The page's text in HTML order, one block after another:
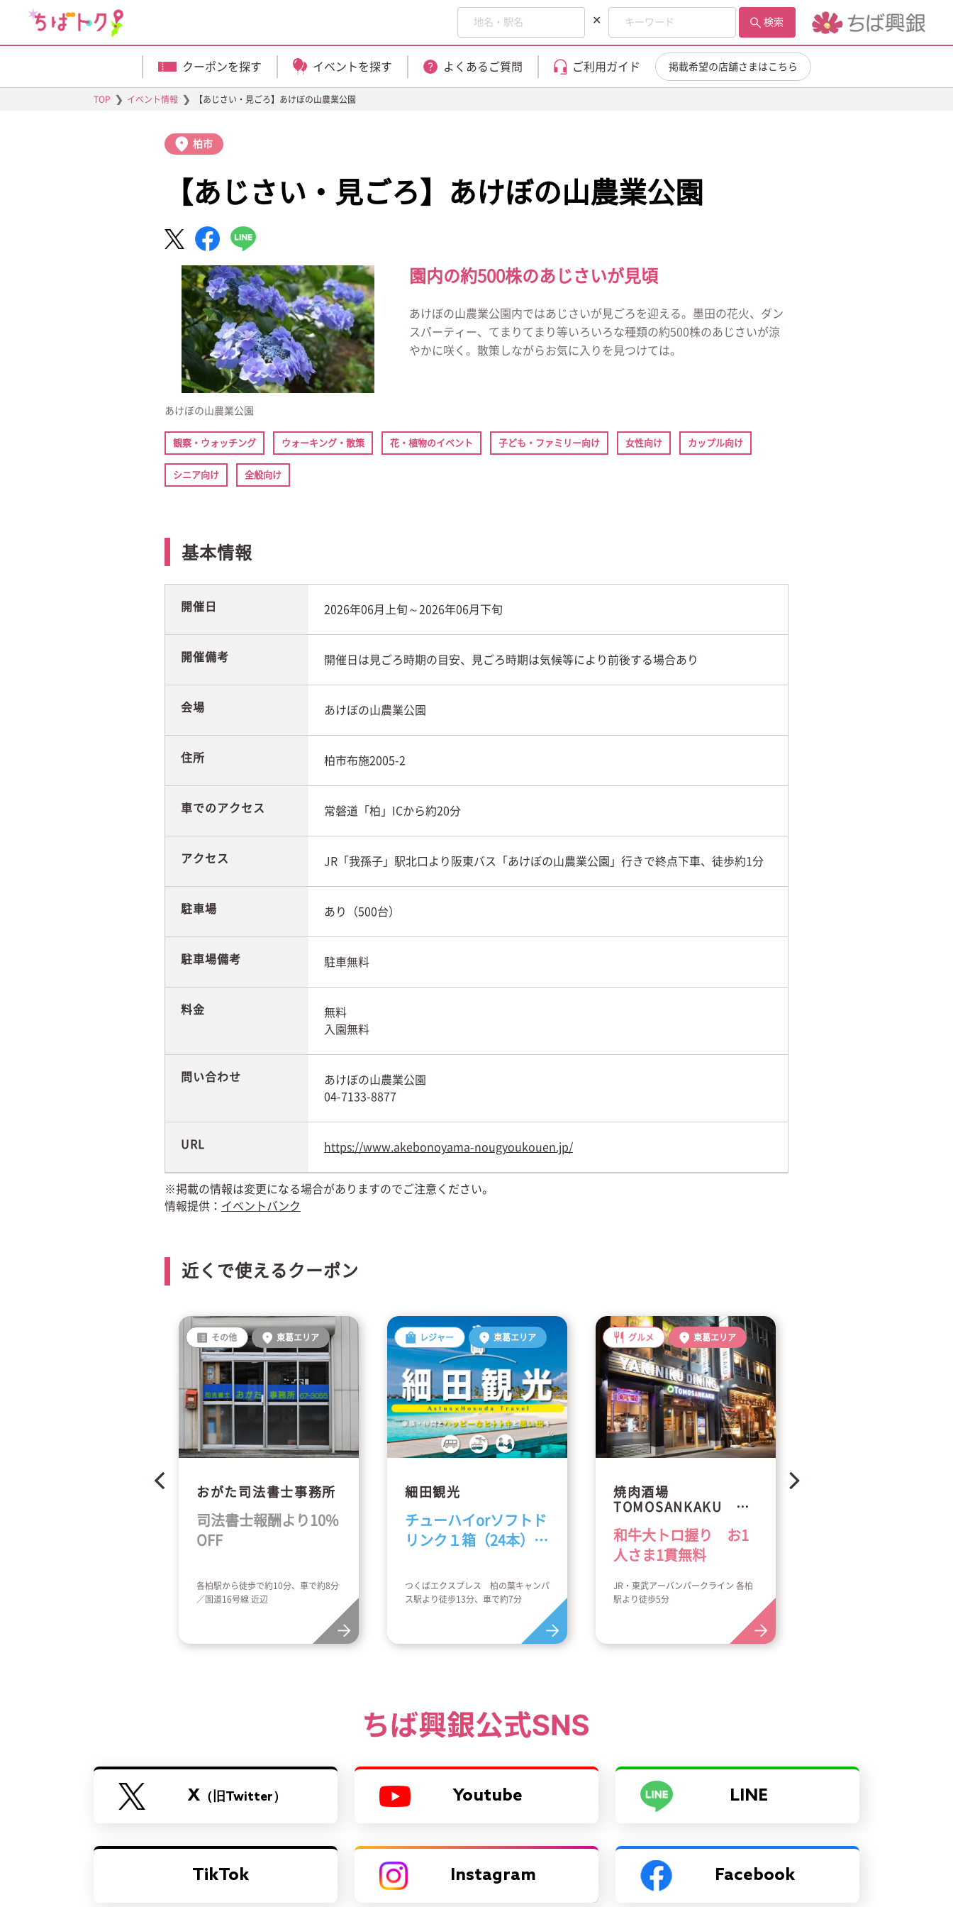
✕ 検索
クーポンを探す イベントを探す よくあるご質問 ご利用ガイド 掲載希望の店舗さまはこちら
TOP ❯ イベント情報 ❯ 【あじさい・見ごろ】あけぼの山農業公園
柏市
【あじさい・見ごろ】あけぼの山農業公園
あけぼの山農業公園
園内の約500株のあじさいが見頃
あけぼの山農業公園内ではあじさいが見ごろを迎える。墨田の花火、ダン
スパーティー、てまりてまり等いろいろな種類の約500株のあじさいが涼
やかに咲く。散策しながらお気に入りを見つけては。
観察・ウォッチング ウォーキング・散策 花・植物のイベント 子ども・ファミリー向け 女性向け カップル向け
シニア向け 全般向け
基本情報
開催日 2026年06月上旬～2026年06月下旬
開催備考 開催日は見ごろ時期の目安、見ごろ時期は気候等により前後する場合あり
会場 あけぼの山農業公園
住所 柏市布施2005-2
車でのアクセス 常磐道「柏」ICから約20分
アクセス JR「我孫子」駅北口より阪東バス「あけぼの山農業公園」行きで終点下車、徒歩約1分
駐車場 あり（500台）
駐車場備考 駐車無料
料金
無料
入園無料
問い合わせ
あけぼの山農業公園
04-7133-8877
URL https://www.akebonoyama-nougyoukouen.jp/
※掲載の情報は変更になる場合がありますのでご注意ください。
情報提供： イベントバンク
近くで使えるクーポン
その他 東葛エリア
おがた司法書士事務所
司法書士報酬より10%
OFF
各柏駅から徒歩で約10分、車で約8分
／国道16号線 近辺
レジャー 東葛エリア
細田観光
チューハイorソフトド
リンク１箱（24本）プ
つくばエクスプレス 柏の葉キャンパ
ス駅より徒歩13分、車で約7分
グルメ 東葛エリア
焼肉酒場
TOMOSANKAKU 別
和牛大トロ握り お1
人さま1貫無料
JR・東武アーバンパークライン 各柏
駅より徒歩5分
X （旧Twitter） Youtube LINE
TikTok Instagram Facebook